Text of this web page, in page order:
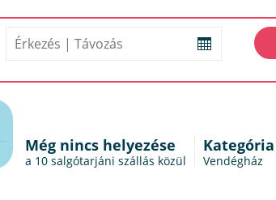
Még nincs helyezése
a 10 salgótarjáni szállás közül
Kategória
Vendégház